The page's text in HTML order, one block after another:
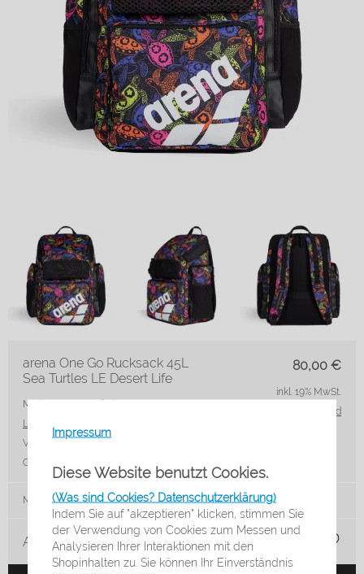
Impressum
Diese Website benutzt Cookies.
(Was sind Cookies? Datenschutzerklärung)
Indem Sie auf "akzeptieren" klicken, stimmen Sie
der Verwendung von Cookies zum Messen und
Analysieren Ihrer Interaktionen mit den
Shopinhalten zu. Sie können Ihr Einverständnis
80,00 €
arena One Go Rucksack 45L
Sea Turtles LE Desert Life
Marke: Arena
Lieferzeit*:
VE:
Größe:
inkl. 19% MwSt.
zzgl. Versand
Menge:
Auf die Merkliste